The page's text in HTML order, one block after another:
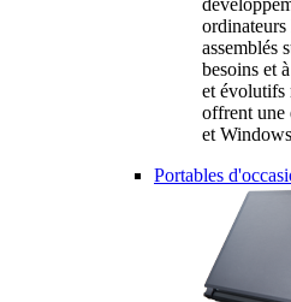
assemblés
besoins et
et évolutifs
offrent une
et
Portables